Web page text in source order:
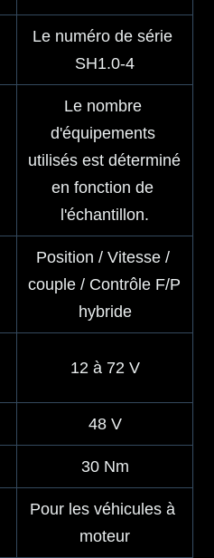
Le numéro de série
SH1.0-4
Le nombre
d'équipements
utilisés est déterminé
en fonction de
l'échantillon.
Position / Vitesse /
couple / Contrôle F/P
hybride
12 à 72 V
48 V
30 Nm
Pour les véhicules à
moteur